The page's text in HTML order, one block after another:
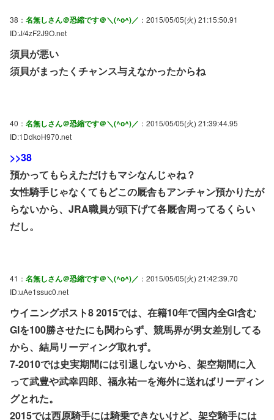
38： 名無しさん＠恐縮です＠＼(^o^)／ ：2015/05/05(火) 21:15:50.91
ID:J/4zF2J9O.net
須貝が悪い
須貝がまったくチャンス与えなかったからね
40： 名無しさん＠恐縮です＠＼(^o^)／ ：2015/05/05(火) 21:39:44.95
ID:1DdkoH970.net
>>38
預かってもらえただけもマシなんじゃね？
女性騎手じゃなくてもどこの厩舎もアンチャン預かりたが
らないから、JRA職員が頭下げて各厩舎周ってるくらい
だし。
41： 名無しさん＠恐縮です＠＼(^o^)／ ：2015/05/05(火) 21:42:39.70
ID:uAe1ssuc0.net
ウイニングポスト8 2015では、在籍10年で国内全GI含む
GIを100勝させたにも関わらず、競馬界が男女差別してる
から、結局リーディング取れず。
7-2010では史実期間には引退しないから、架空期間に入
って武豊や武幸四郎、福永祐一を海外に送ればリーディン
グとれた。
2015では西原騎手には騎乗できないけど、架空騎手には